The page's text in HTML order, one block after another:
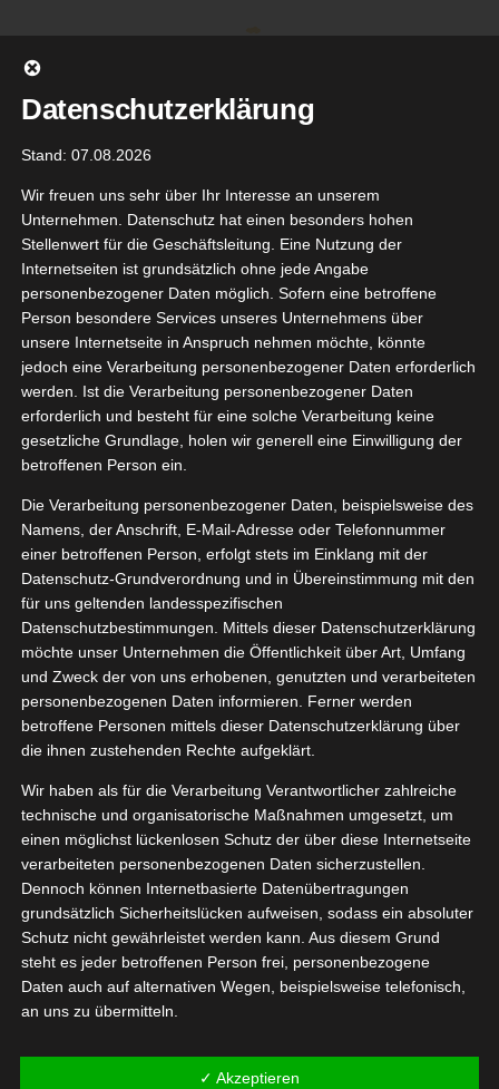
springen
Gehe zu ...
05, 2021
Kaffee
Barista Caffé Crema Kolumbien Tchibo
Mai 20, 2021 | Kaffee, Produktvorstellungen
Weiterlesen
Datenschutzerklärung
Stand: 07.08.2026
Wir freuen uns sehr über Ihr Interesse an unserem
Unternehmen. Datenschutz hat einen besonders hohen
Stellenwert für die Geschäftsleitung. Eine Nutzung der
Internetseiten ist grundsätzlich ohne jede Angabe
personenbezogener Daten möglich. Sofern eine betroffene
Person besondere Services unseres Unternehmens über
unsere Internetseite in Anspruch nehmen möchte, könnte
jedoch eine Verarbeitung personenbezogener Daten erforderlich
werden. Ist die Verarbeitung personenbezogener Daten
erforderlich und besteht für eine solche Verarbeitung keine
gesetzliche Grundlage, holen wir generell eine Einwilligung der
betroffenen Person ein.
Die Verarbeitung personenbezogener Daten, beispielsweise des
Namens, der Anschrift, E-Mail-Adresse oder Telefonnummer
einer betroffenen Person, erfolgt stets im Einklang mit der
Datenschutz-Grundverordnung und in Übereinstimmung mit den
für uns geltenden landesspezifischen
Datenschutzbestimmungen. Mittels dieser Datenschutzerklärung
möchte unser Unternehmen die Öffentlichkeit über Art, Umfang
und Zweck der von uns erhobenen, genutzten und verarbeiteten
personenbezogenen Daten informieren. Ferner werden
betroffene Personen mittels dieser Datenschutzerklärung über
die ihnen zustehenden Rechte aufgeklärt.
Wir haben als für die Verarbeitung Verantwortlicher zahlreiche
technische und organisatorische Maßnahmen umgesetzt, um
einen möglichst lückenlosen Schutz der über diese Internetseite
verarbeiteten personenbezogenen Daten sicherzustellen.
Dennoch können Internetbasierte Datenübertragungen
grundsätzlich Sicherheitslücken aufweisen, sodass ein absoluter
Schutz nicht gewährleistet werden kann. Aus diesem Grund
steht es jeder betroffenen Person frei, personenbezogene
Daten auch auf alternativen Wegen, beispielsweise telefonisch,
an uns zu übermitteln.
Begriffsbestimmungen✓ Akzeptieren